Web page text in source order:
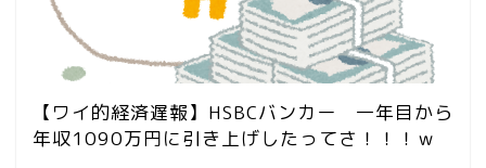
【ワイ的経済遅報】HSBCバンカー 一年目から
年収1090万円に引き上げしたってさ！！！ｗ